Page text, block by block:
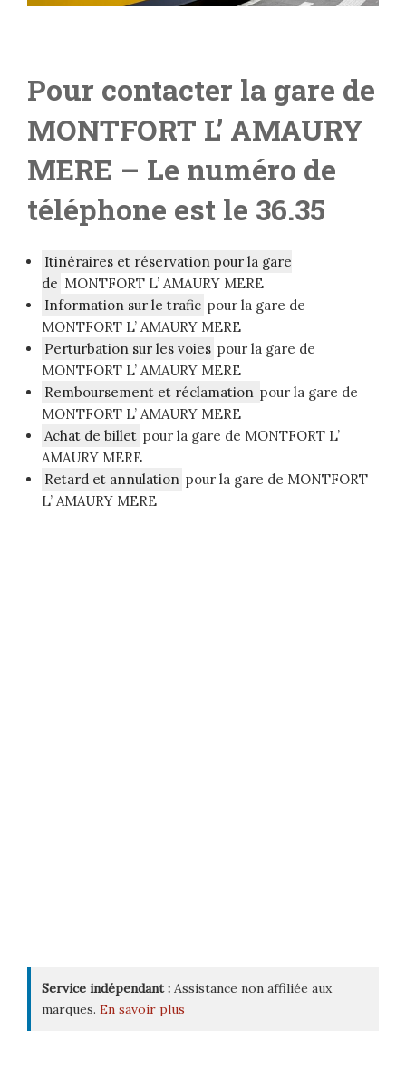
Pour contacter la gare de
MONTFORT L’ AMAURY
MERE – Le numéro de
téléphone est le 36.35
Itinéraires et réservation pour la gare
de MONTFORT L’ AMAURY MERE
Information sur le trafic pour la gare de
MONTFORT L’ AMAURY MERE
Perturbation sur les voies pour la gare de
MONTFORT L’ AMAURY MERE
Remboursement et réclamation pour la gare de
MONTFORT L’ AMAURY MERE
Achat de billet pour la gare de MONTFORT L’
AMAURY MERE
Retard et annulation pour la gare de MONTFORT
L’ AMAURY MERE
Service indépendant : Assistance non affiliée aux
marques. En savoir plus